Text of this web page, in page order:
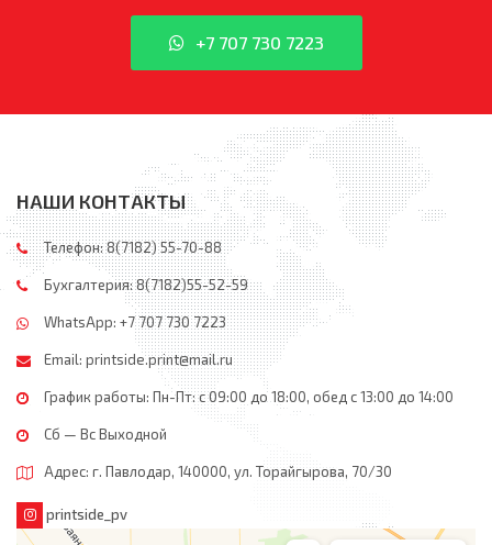
+7 707 730 7223
НАШИ КОНТАКТЫ
Телефон: 8(7182) 55-70-88
Бухгалтерия: 8(7182)55-52-59
WhatsApp: +7 707 730 7223
Email: printside.print@mail.ru
График работы: Пн-Пт: с 09:00 до 18:00, обед c 13:00 до 14:00
Сб — Вс Выходной
Адрес: г. Павлодар, 140000, ул. Торайгырова, 70/30
printside_pv